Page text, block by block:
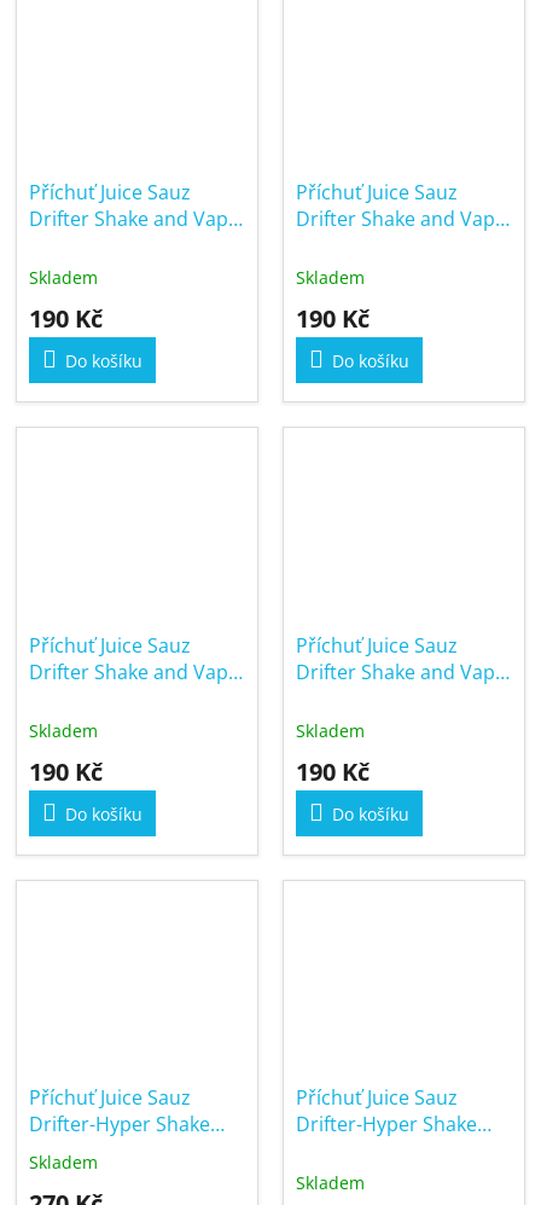
Příchuť Juice Sauz
Drifter Shake and Vape
Strawberry Ice
Skladem
190 Kč
Do košíku
Příchuť Juice Sauz
Drifter Shake and Vape
Apple
Skladem
190 Kč
Do košíku
Příchuť Juice Sauz
Drifter Shake and Vape
Skladem
190 Kč
Do košíku
Příchuť Juice Sauz
Drifter Shake and Vape
Strawberry
Skladem
190 Kč
Do košíku
Příchuť Juice Sauz
Drifter-Hyper Shake
and Vape 5/60ml Blue
Razz Ice
Průměrné
Skladem
Příchuť Juice Sauz
Drifter-Hyper Shake
Cotton Candy Ice
Skladem